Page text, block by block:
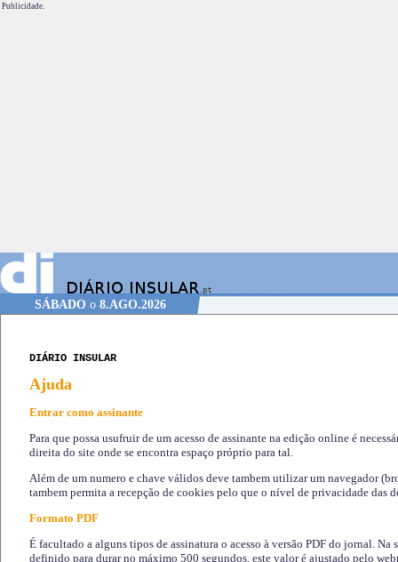
Publicidade.
SÁBADOo 8.AGO.2026
DIÁRIO INSULAR
Ajuda
Entrar como assinante
Para que possa usufruir de um acesso de assinante na edição online é
direita do site onde se encontra espaço próprio para tal.
Além de um numero e chave válidos deve tambem utilizar um navegador
tambem permita a recepção de cookies pelo que o nível de privacidade das
Formato PDF
É facultado a alguns tipos de assinatura o acesso à versão PDF do jornal. Na
definido para durar no máximo 500 segundos, este valor é ajustado pelo